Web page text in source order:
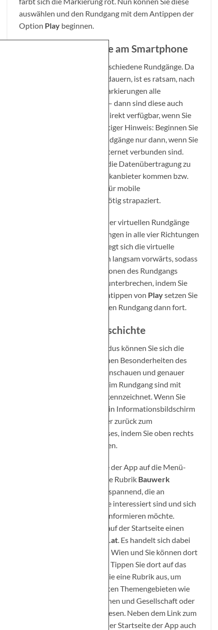
auswählen und den Rundgang mit dem Antippen der
Option Play beginnen.
Virtuelle Rundgänge am Smartphone
Insgesamt gibt es zwölf verschiedene Rundgänge. Da
die Downloads einige Zeit dauern, ist es ratsam, nach
Antippen der jeweiligen Markierungen alle
Rundgänge herunterladen – dann sind diese auch
ohne Internetverbindung direkt verfügbar, wenn Sie
sie nutzen wollen. Ein wichtiger Hinweis: Beginnen Sie
das Herunterladen der Rundgänge nur dann, wenn Sie
über ein WLAN mit dem Internet verbunden sind.
Andernfalls kann es durch die Datenübertragung zu
Kosten bei Ihrem Mobilfunkanbieter kommen bzw.
wird Ihr Datenkontingent für mobile
Internetverbindungen unnötig strapaziert.
Sie können sich innerhalb der virtuellen Rundgänge
mithilfe von Wischbewegungen in alle vier Richtungen
umblicken. Außerdem bewegt sich die virtuelle
Kamera in den Rundgängen langsam vorwärts, sodass
Sie nach und nach alle Stationen des Rundgangs
erreichen. Sie können dies unterbrechen, indem Sie
tippen. Durch Antippen von Playsetzen Sie
die Kamerafahrt im virtuellen Rundgang dann fort.
Architektur und Geschichte
Ein Hinweis: Im Pausenmodus können Sie sich die
Räume und architektonischen Besonderheiten des
Wiener Rathauses besser anschauen und genauer
erkunden. Einige Elemente im Rundgang sind mit
einer roten Markierung gekennzeichnet. Wenn Sie
darauf tippen, wird Ihnen ein Informationsbildschirm
angezeigt. Sie kehren wieder zurück zum
Übersichtsbild des Rathauses, indem Sie oben rechts
auf das Home-Symbol tippen.
Wenn Sie auf der Startseite der App auf die Menü-
Schaltfläche tippen, wird die Rubrik Bauwerk
verfügbar. Diese ist für alle spannend, die an
Architektur und Geschichte interessiert sind und sich
intensiv über das Rathaus informieren möchte.
Darüber hinaus finden Sie auf der Startseite einen
Wien.at. Es handelt sich dabei
um die mobile Website von Wien und Sie können dort
aktuelle Nachrichten lesen. Tippen Sie dort auf das
Menüsymbol und wählen Sie eine Rubrik aus, um
Informationen zu bestimmten Themengebieten wie
Kultur und Freizeit, Menschen und Gesellschaft oder
Politik und Verwaltung zu lesen. Neben dem Link zum
Stadtportal finden Sie auf der Startseite der App auch